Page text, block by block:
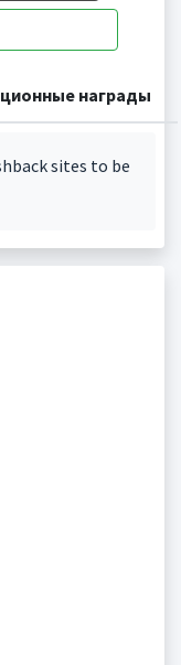
награды
sites to be